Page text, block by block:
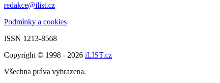
redakce@ilist.cz
Podmínky a cookies
ISSN 1213-8568
Copyright © 1998 - 2026 iLIST.cz
Všechna práva vyhrazena.